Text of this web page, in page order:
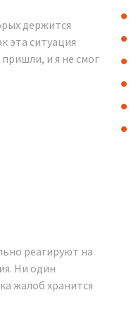
держится
эта ситуация
и я не смог
реагируют на
Ни один
жалоб хранится